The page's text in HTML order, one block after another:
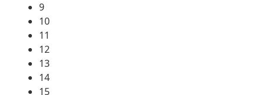
9
10
11
12
13
14
15